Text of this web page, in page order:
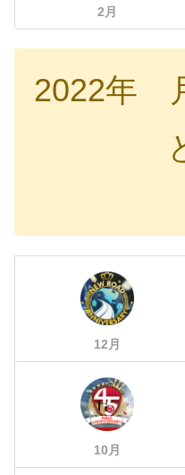
2月
2022年
12月
10月